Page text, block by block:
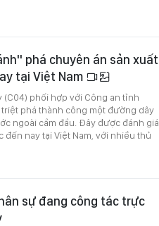
phá chuyên án sản xuất
tại Việt Nam
(C04) phối hợp với Công an tỉnh
phá thành công một đường dây
ngoài cầm đầu. Đây được đánh giá
nay tại Việt Nam, với nhiều thủ
sự đang công tác trực